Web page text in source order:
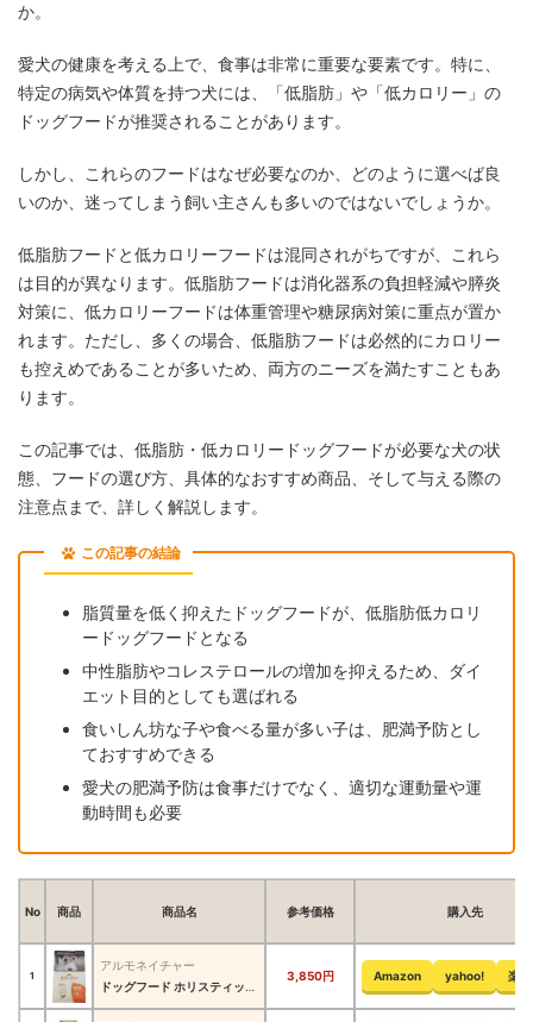
か。
愛犬の健康を考える上で、食事は非常に重要な要素です。特に、
特定の病気や体質を持つ犬には、「低脂肪」や「低カロリー」の
ドッグフードが推奨されることがあります。
しかし、これらのフードはなぜ必要なのか、どのように選べば良
いのか、迷ってしまう飼い主さんも多いのではないでしょうか。
低脂肪フードと低カロリーフードは混同されがちですが、これら
は目的が異なります。低脂肪フードは消化器系の負担軽減や膵炎
対策に、低カロリーフードは体重管理や糖尿病対策に重点が置か
れます。ただし、多くの場合、低脂肪フードは必然的にカロリー
も控えめであることが多いため、両方のニーズを満たすこともあ
ります。
この記事では、低脂肪・低カロリードッグフードが必要な犬の状
態、フードの選び方、具体的なおすすめ商品、そして与える際の
注意点まで、詳しく解説します。
この記事の結論
脂質量を低く抑えたドッグフードが、低脂肪低カロリ
ードッグフードとなる
中性脂肪やコレステロールの増加を抑えるため、ダイ
エット目的としても選ばれる
食いしん坊な子や食べる量が多い子は、肥満予防とし
ておすすめできる
愛犬の肥満予防は食事だけでなく、適切な運動量や運
動時間も必要
No 商品 商品名 参考価格 購入先
1
アルモネイチャー
ドッグフード ホリスティック チキン
3,850円 Amazon yahoo! 楽